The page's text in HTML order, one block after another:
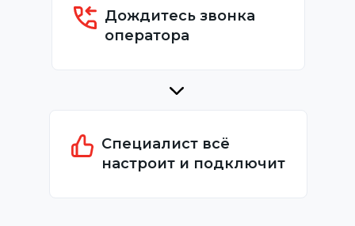
Дождитесь звонка
оператора
Специалист всё
настроит и подключит